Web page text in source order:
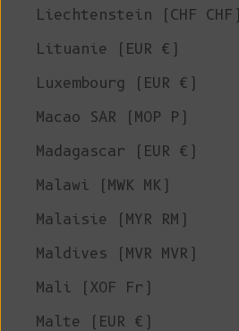
Liechtenstein (CHF CHF)
Lituanie (EUR €)
Luxembourg (EUR €)
Macao SAR (MOP P)
Madagascar (EUR €)
Malawi (MWK MK)
Malaisie (MYR RM)
Maldives (MVR MVR)
Mali (XOF Fr)
Malte (EUR €)